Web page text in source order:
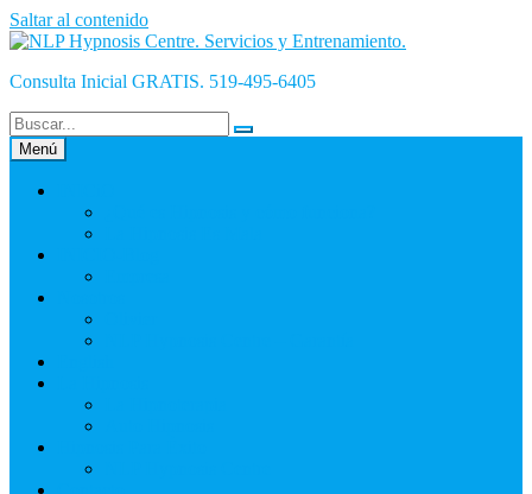
Saltar al contenido
Consulta Inicial GRATIS. 519-495-6405
Menú